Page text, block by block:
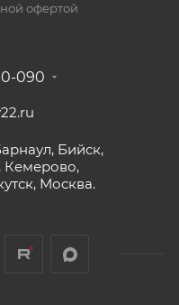
офертой
090
Бийск,
Кемерово,
Москва.